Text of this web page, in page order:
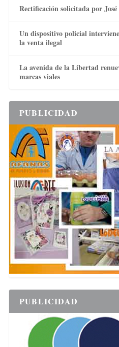
Rectificación solicitada por
Un dispositivo policial
la venta ilegal
La avenida de la Libertad
marcas viales
PUBLICIDAD
PUBLICIDAD